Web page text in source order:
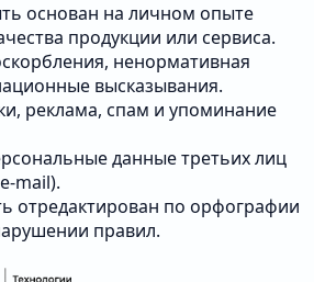
основан на личном опыте
продукции или сервиса.
ненормативная
высказывания.
реклама, спам и упоминание
данные третьих лиц
mail).
отредактирован по орфографии
правил.